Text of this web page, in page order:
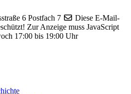
6 Postfach 7
Diese E-Mail-
Zur Anzeige muss JavaScript
17:00 bis 19:00 Uhr